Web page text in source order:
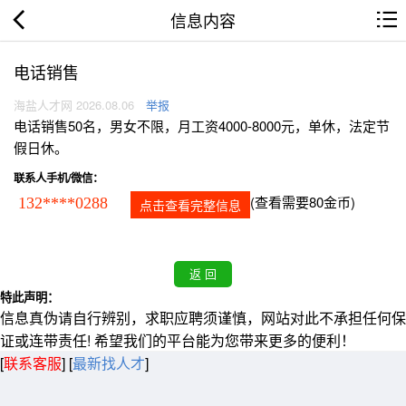
信息内容
电话销售
海盐人才网 2026.08.06 举报
电话销售50名，男女不限，月工资4000-8000元，单休，法定节
假日休。
联系人手机/微信：
132****0288 点击查看完整信息 (查看需要80金币)
特此声明：
信息真伪请自行辨别，求职应聘须谨慎，网站对此不承担任何保
证或连带责任! 希望我们的平台能为您带来更多的便利！
[联系客服] [最新找人才]